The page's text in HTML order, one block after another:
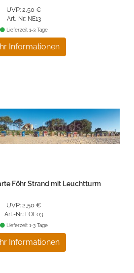
UVP: 2,50 €
Art.-Nr.: NE13
Informationen
Lieferzeit 1-3 Tage
Föhr Strand mit Leuchtturm
UVP: 2,50 €
Art.-Nr.: FOE03
Informationen
Lieferzeit 1-3 Tage